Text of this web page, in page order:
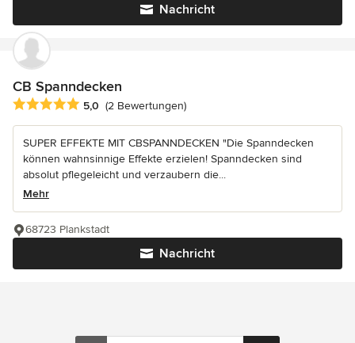
Nachricht
CB Spanndecken
Durchschnittliche Bewertung: 5 von 5 Sternen
5,0 (2 Bewertungen)
SUPER EFFEKTE MIT CBSPANNDECKEN "Die Spanndecken
können wahnsinnige Effekte erzielen! Spanndecken sind
absolut pflegeleicht und verzaubern die...
Mehr
Nachricht
68723 Plankstadt